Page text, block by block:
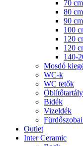
70
80
90
100
120
120
140-
Mosdó
WC-k
WC tetők
Bidék
Vizeldék
Outlet
Inter Ceramic